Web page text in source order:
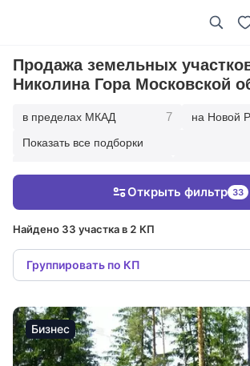
Продажа земельных
Николина Гора Московской
в пределах МКАД 7 на Новой
463 30 км от
Показать все подборки
Найдено 33 участка в 2 КП
Группировать по КП
Открыть фильтр 33
Бизнес